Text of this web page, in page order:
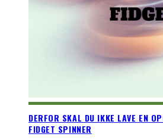
DERFOR SKAL DU IKKE LAVE EN
FIDGET SPINNER